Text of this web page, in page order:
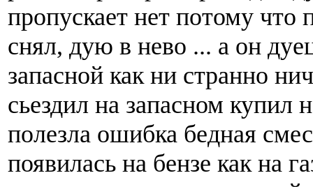
пропускает нет потому что
снял, дую в нево ... а он
запасной как ни странно
сьездил на запасном купил
полезла ошибка бедная
появилась на бензе как на